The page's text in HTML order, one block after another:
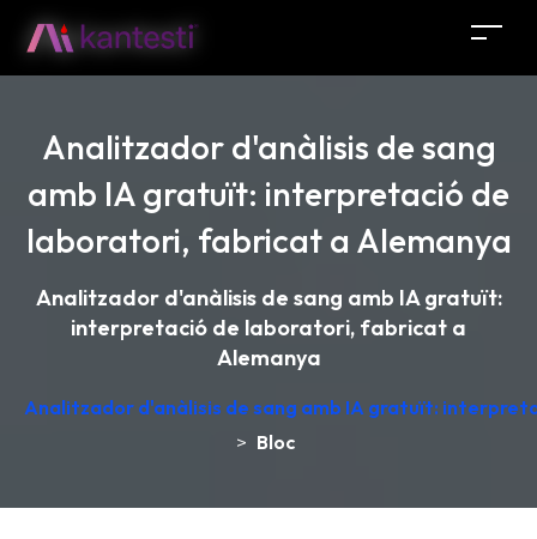
Analitzador d'anàlisis de sang
amb IA gratuït: interpretació de
laboratori, fabricat a Alemanya
Analitzador d'anàlisis de sang amb IA gratuït:
interpretació de laboratori, fabricat a
Alemanya
Analitzador d'anàlisis de sang amb IA gratuït:
> Bloc